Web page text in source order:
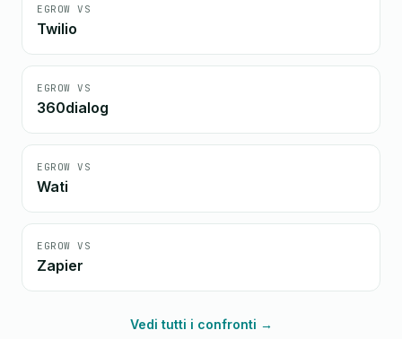
EGROW VS
Twilio
EGROW VS
360dialog
EGROW VS
Wati
EGROW VS
Zapier
Vedi tutti i confronti →